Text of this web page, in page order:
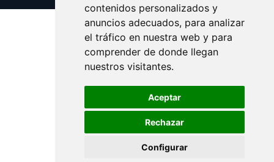
contenidos personalizados y
anuncios adecuados, para analizar
el tráfico en nuestra web y para
comprender de donde llegan
nuestros visitantes.
Aceptar
Rechazar
Configurar